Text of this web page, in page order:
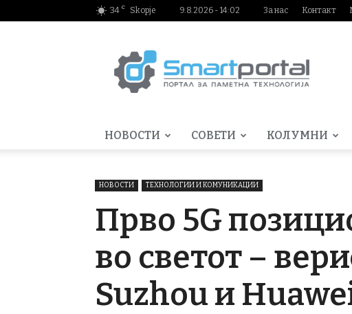
34 C Skopje 9.8.2026 - 14:02 За нас Контакт
НОВОСТИ СОВЕТИ КОЛУМНИ
НОВОСТИ ТЕХНОЛОГИИ И КОМУНИКАЦИИ
Прво 5G
во светот –
Suzhou и